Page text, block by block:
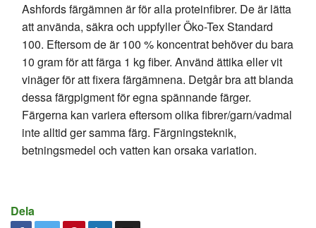
Ashfords färgämnen är för alla proteinfibrer. De är lätta
att använda, säkra och uppfyller Öko-Tex Standard
100. Eftersom de är 100 % koncentrat behöver du bara
10 gram för att färga 1 kg fiber. Använd ättika eller vit
vinäger för att fixera färgämnena. Detgår bra att blanda
dessa färgpigment för egna spännande färger.
Färgerna kan variera eftersom olika fibrer/garn/vadmal
inte alltid ger samma färg. Färgningsteknik,
betningsmedel och vatten kan orsaka variation.
Dela